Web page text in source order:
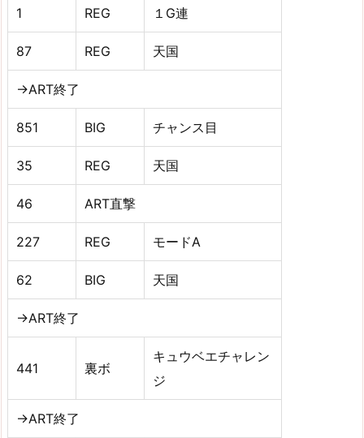
1 REG １G連
87 REG 天国
→ART終了
851 BIG チャンス目
35 REG 天国
46 ART直撃
227 REG モードA
62 BIG 天国
→ART終了
441 裏ボ
キュウベエチャレン
ジ
→ART終了